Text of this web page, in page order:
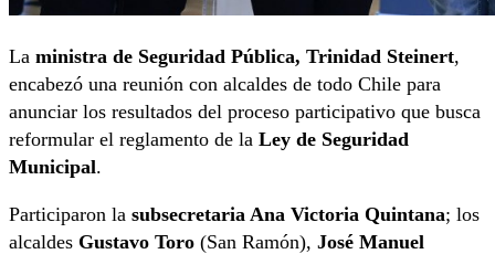
La ministra de Seguridad Pública, Trinidad Steinert,
encabezó una reunión con alcaldes de todo Chile para
anunciar los resultados del proceso participativo que busca
reformular el reglamento de la Ley de Seguridad
Municipal.
Participaron la subsecretaria Ana Victoria Quintana; los
alcaldes Gustavo Toro (San Ramón), José Manuel